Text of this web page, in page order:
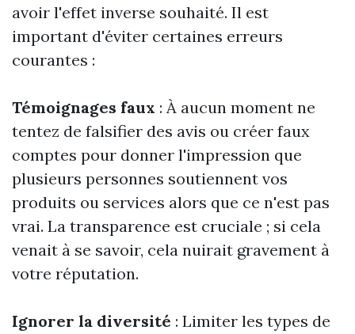
avoir l'effet inverse souhaité. Il est
important d'éviter certaines erreurs
courantes :
Témoignages faux : À aucun moment ne
tentez de falsifier des avis ou créer faux
comptes pour donner l'impression que
plusieurs personnes soutiennent vos
produits ou services alors que ce n'est pas
vrai. La transparence est cruciale ; si cela
venait à se savoir, cela nuirait gravement à
votre réputation.
Ignorer la diversité : Limiter les types de